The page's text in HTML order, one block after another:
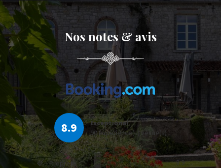
Nos notes & avis
8.9
Exceptional
90 expérience(s) vécue(s)
Propreté
8.9